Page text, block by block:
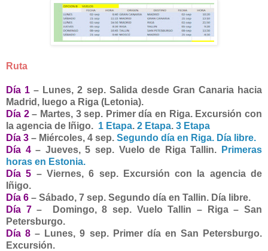
Ruta
Día 1 – Lunes, 2 sep. Salida desde Gran Canaria hacia
Madrid, luego a Riga (Letonia).
Día 2– Martes, 3 sep. Primer día en Riga. Excursión con
la agencia de Iñigo. 1 Etapa. 2 Etapa. 3 Etapa
Día 3 – Miércoles, 4 sep. Segundo día en Riga. Día libre.
Día 4– Jueves, 5 sep. Vuelo de Riga Tallin.
Primeras
horas en Estonia.
Día 5 – Viernes, 6 sep. Excursión con la agencia de
Iñigo.
Día 6 – Sábado, 7 sep. Segundo día en Tallin. Día libre.
Día 7– Domingo, 8 sep. Vuelo Tallin – Riga – San
Petersburgo.
Día 8 – Lunes, 9 sep. Primer día en San Petersburgo.
Excursión.